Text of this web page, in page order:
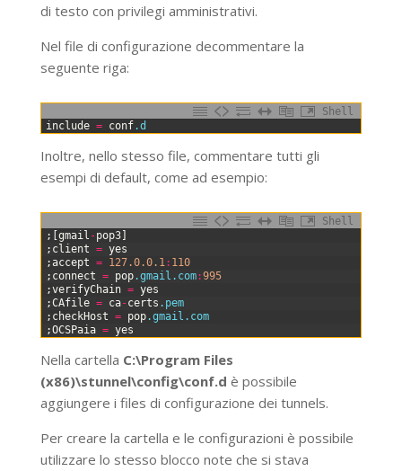
di testo con privilegi amministrativi.
Nel file di configurazione decommentare la
seguente riga:
Shell
include = conf.d
Inoltre, nello stesso file, commentare tutti gli
esempi di default, come ad esempio:
Shell
; gmail -pop3]
; client = yes
;accept = 127.0.0.1: 110
; connect = pop.gmail .com:995
;verifyChain = yes
;CAfile = ca-certs .pem
; checkHost = pop.gmail .com
;OCSPaia = yes
Nella cartella C:\Program Files
(x86)\stunnel\config\conf.d è possibile
aggiungere i files di configurazione dei tunnels.
Per creare la cartella e le configurazioni è possibile
utilizzare lo stesso blocco note che si stava